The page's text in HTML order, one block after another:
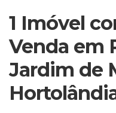
1 Imóvel
Venda em
Jardim de